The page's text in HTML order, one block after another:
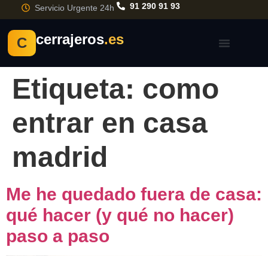
Servicio Urgente 24h 91 290 91 93
C cerrajeros.es
Etiqueta: como
entrar en casa
madrid
Me he quedado fuera de casa:
qué hacer (y qué no hacer)
paso a paso